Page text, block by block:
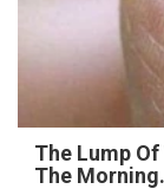
The Lump
The